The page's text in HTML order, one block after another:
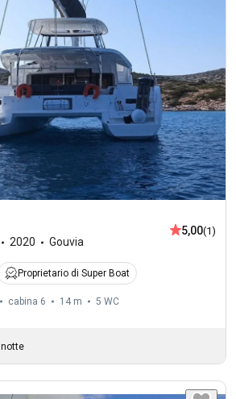
2020 Gouvia
5,00(1)
Proprietario di Super Boat
cabina 6 14 m 5 WC
notte